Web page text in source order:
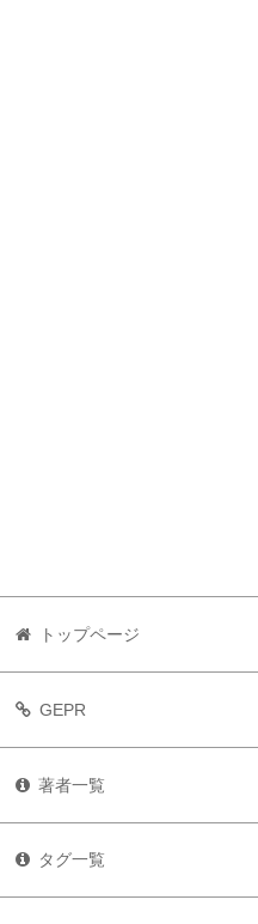
トップページ
GEPR
著者一覧
タグ一覧